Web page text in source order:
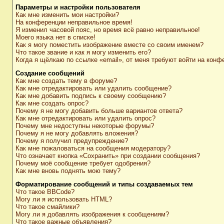
Параметры и настройки пользователя
Как мне изменить мои настройки?
На конференции неправильное время!
Я изменил часовой пояс, но время всё равно неправильное!
Моего языка нет в списке!
Как я могу поместить изображение вместе со своим именем?
Что такое звание и как я могу изменить его?
Когда я щёлкаю по ссылке «email», от меня требуют войти на
Создание сообщений
Как мне создать тему в форуме?
Как мне отредактировать или удалить сообщение?
Как мне добавить подпись к своему сообщению?
Как мне создать опрос?
Почему я не могу добавить больше вариантов ответа?
Как мне отредактировать или удалить опрос?
Почему мне недоступны некоторые форумы?
Почему я не могу добавлять вложения?
Почему я получил предупреждение?
Как мне пожаловаться на сообщения модератору?
Что означает кнопка «Сохранить» при создании сообщения?
Почему моё сообщение требует одобрения?
Как мне вновь поднять мою тему?
Форматирование сообщений и типы создаваемых тем
Что такое BBCode?
Могу ли я использовать HTML?
Что такое смайлики?
Могу ли я добавлять изображения к сообщениям?
Что такое важные объявления?